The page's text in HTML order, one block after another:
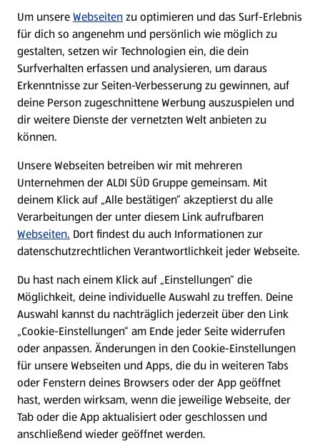
WhatsApp
Über ALDI SÜD
Filialen
E-Ladestationen
Nachhaltigkeit
Karriere
Presse
Hilfe & Kontakt
(öffnet in einem neuen Tab)
Unternehmen
Folge uns hier:
Jetzt die ALDI SÜD App downloaden
Um unsereWebseitenzu optimieren und das Surf-Erlebnis
für dich so angenehm und persönlich wie möglich zu
gestalten, setzen wir Technologien ein, die dein
Surfverhalten erfassen und analysieren, um daraus
Erkenntnisse zur Seiten-Verbesserung zu gewinnen, auf
deine Person zugeschnittene Werbung auszuspielen und
dir weitere Dienste der vernetzten Welt anbieten zu
können.
Unsere Webseiten betreiben wir mit mehreren
Unternehmen der ALDI SÜD Gruppe gemeinsam. Mit
deinem Klick auf „Alle bestätigen“ akzeptierst du alle
Verarbeitungen der unter diesem Link aufrufbaren
Webseiten. Dort findest du auch Informationen zur
datenschutzrechtlichen Verantwortlichkeit jeder Webseite.
Du hast nach einem Klick auf „Einstellungen“ die
Möglichkeit, deine individuelle Auswahl zu treffen. Deine
Auswahl kannst du nachträglich jederzeit über den Link
„Cookie-Einstellungen“ am Ende jeder Seite widerrufen
oder anpassen. Änderungen in den Cookie-Einstellungen
für unsere Webseiten und Apps, die du in weiteren Tabs
oder Fenstern deines Browsers oder der App geöffnet
hast, werden wirksam, wenn die jeweilige Webseite, der
Tab oder die App aktualisiert oder geschlossen und
anschließend wieder geöffnet werden.